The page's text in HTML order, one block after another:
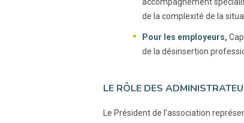
de la complexité de la
Pour les employeurs,
de la désinsertion
LE RÔLE DES
Le Président de l’association